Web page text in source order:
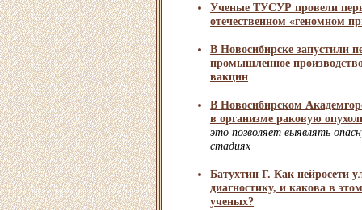
Ученые ТУСУР провели
отечественном «геномном
В Новосибирске запустили
промышленное
вакцин
В Новосибирском
в организме раковую
это позволяет выявлять
стадиях
Батухтин Г. Как нейросети
диагностику, и какова в
ученых?